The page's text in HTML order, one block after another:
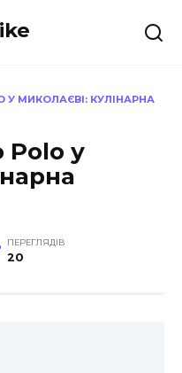
У МИКОЛАЄВІ: КУЛІНАРНА
Polo у
ПЕРЕГЛЯДІВ
20